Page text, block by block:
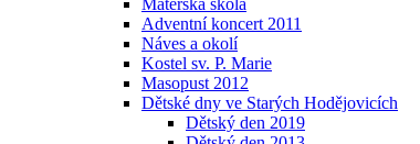
Mateřská škola
Adventní koncert 2011
Náves a okolí
Kostel sv. P. Marie
Masopust 2012
Dětské dny ve Starých Hodějovicích
Dětský den 2019